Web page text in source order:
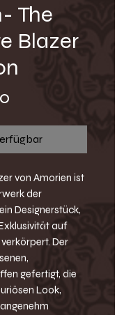
The
Blazer
von Amorien ist
der
Designerstück,
auf
Der
gefertigt, die
Look,